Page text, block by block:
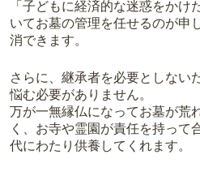
「子どもに経済的な迷惑をか
いてお墓の管理を任せるのが申
消できます。
さらに、継承者を必要としない
悩む必要がありません。
万が一無縁仏になってお墓が荒
く、お寺や霊園が責任を持って
代にわたり供養してくれます。